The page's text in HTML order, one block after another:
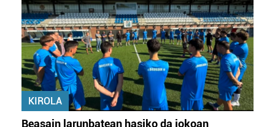
KIROLA
Beasain larunbatean hasiko da jokoan